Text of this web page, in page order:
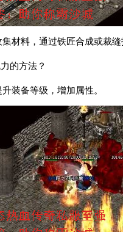
材料，通过铁匠合成或裁缝
的方法？
装备等级，增加属性。